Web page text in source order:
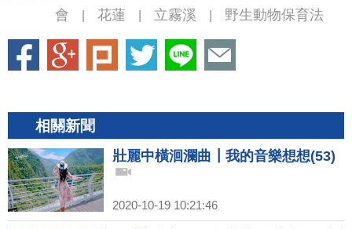
會
花蓮 立霧溪 野生動物保育法
相關新聞
壯麗中橫洄瀾曲┃我的音樂想想(53)
2020-10-19 10:21:46